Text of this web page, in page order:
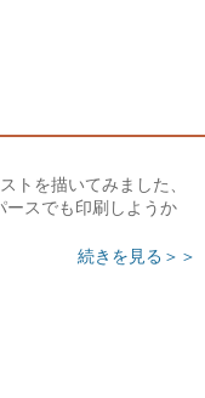
トを描いてみました、
ースでも印刷しようか
続きを見る＞＞